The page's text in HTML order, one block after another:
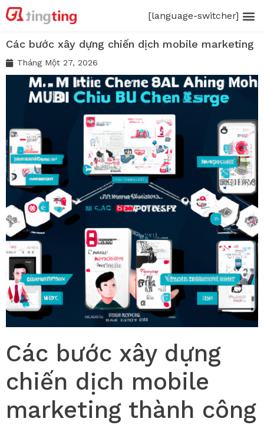
[language-switcher]
Các bước xây dựng chiến dịch mobile marketing
Tháng Một 27, 2026
Các bước xây dựng
chiến dịch mobile
marketing thành công